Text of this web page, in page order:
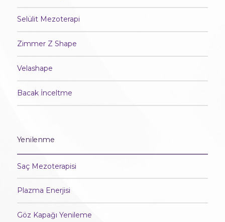
Selülit Mezoterapi
Zimmer Z Shape
Velashape
Bacak İnceltme
Yenilenme
Saç Mezoterapisi
Plazma Enerjisi
Göz Kapağı Yenileme